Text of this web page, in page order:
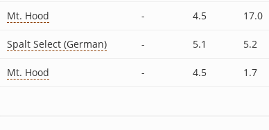
Mt. Hood - 4.5 17.0
Spalt Select (German) - 5.1 5.2
Mt. Hood - 4.5 1.7